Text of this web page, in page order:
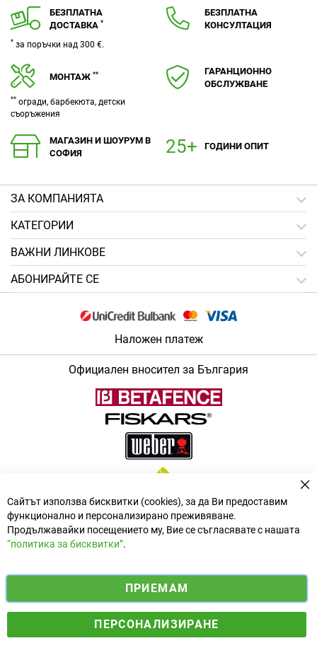
БЕЗПЛАТНА
ДОСТАВКА *
* за поръчки над 300 €.
БЕЗПЛАТНА
КОНСУЛТАЦИЯ
МОНТАЖ **
** огради, барбекюта, детски
съоръжения
ГАРАНЦИОННО
ОБСЛУЖВАНЕ
МАГАЗИН И ШОУРУМ В
СОФИЯ
ГОДИНИ ОПИТ
ЗA КОМПАНИЯТА
КАТЕГОРИИ
ВАЖНИ ЛИНКОВЕ
АБОНИРАЙТЕ СЕ
Наложен платеж
Официален вносител за България
© 2025 Ogradina.bg Всички права запазени. | Обменен курс:
f
a
i
n
s
y
o
u
Електронен магазин
Сайтът използва бисквитки (cookies), за да Ви предоставим
функционално и персонализирано преживяване.
Продължавайки посещението му, Вие се съгласявате с нашата
“политика за бисквитки”.
ПРИЕМАМ
ПЕРСОНАЛИЗИРАНЕ